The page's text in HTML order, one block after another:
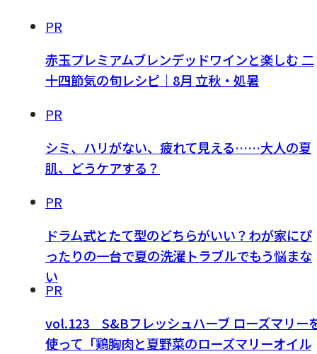
PR
赤玉プレミアムブレンデッドワインと楽しむ 二
十四節気の旬レシピ｜8月 立秋・処暑
PR
シミ、ハリがない、疲れて見える……大人の夏
肌、どうケアする？
PR
ドラム式とたて型のどちらがいい？わが家にぴ
ったりの一台で夏の洗濯トラブルでもう悩まな
い
PR
vol.123 S&Bフレッシュハーブ ローズマリー
使って「鶏胸肉と夏野菜のローズマリーオイル